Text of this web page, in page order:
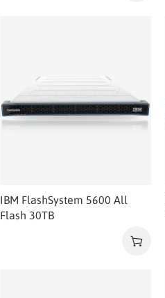
IBM FlashSystem 5600 All
Flash 30TB